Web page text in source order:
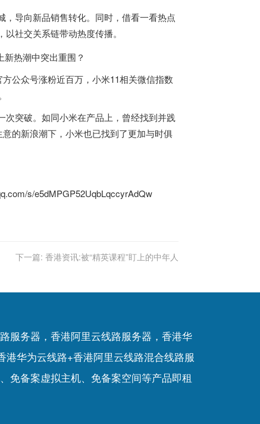
导向新品销售转化。同时，借看一看热点
社交关系链带动热度传播。
公众号涨粉近百万，小米11相关微信指数
突破。如同小米在产品上，曾经找到并践
的新浪潮下，小米也已找到了更加与时俱
s/e5dMPGP52UqbLqccyrAdQw
下一篇: 香港资讯:被“精英课程”盯上的中年人
服务器，香港阿里云线路服务器，香港华
华为云线路+香港阿里云线路混合线路服
、 免备案虚拟主机、 免备案空间等产品即租